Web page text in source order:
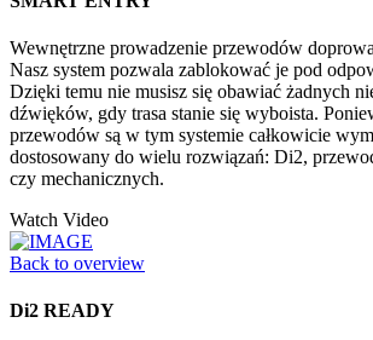
Wewnętrzne prowadzenie przewodów
Nasz system pozwala zablokować je pod
Dzięki temu nie musisz się obawiać żadnych
dźwięków, gdy trasa stanie się wyboista.
przewodów są w tym systemie całkowicie
dostosowany do wielu rozwiązań: Di2,
czy mechanicznych.
Watch Video
Back to overview
Di2 READY